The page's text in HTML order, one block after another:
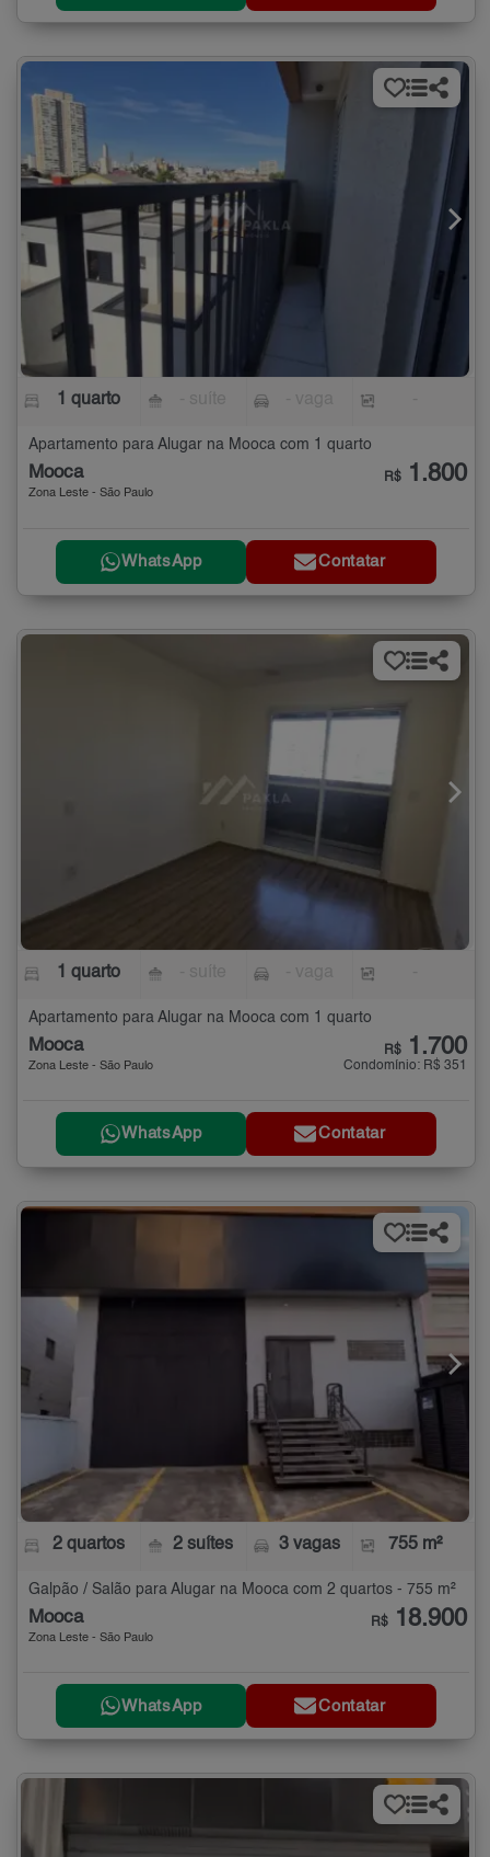
1 quarto
Apartamento para Alugar na Mooca com 1 quarto
Mooca
Zona Leste - São Paulo
R$ 1.800
WhatsApp Contatar
1 quarto
Apartamento para Alugar na Mooca com 1 quarto
Mooca
Zona Leste - São Paulo
R$ 1.700
Condomínio: R$ 351
WhatsApp Contatar
2 quartos 2 suítes 3 vagas 755 m²
Galpão / Salão para Alugar na Mooca com 2 quartos - 755 m²
Mooca
Zona Leste - São Paulo
R$ 18.900
WhatsApp Contatar